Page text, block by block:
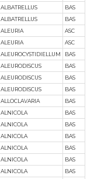
ALBATRELLUS
BAS
ALBATRELLUS
BAS
ALEURIA
ASC
ALEURIA
ASC
ALEUROCYSTIDIELLUM
BAS
ALEURODISCUS
BAS
ALEURODISCUS
BAS
ALEURODISCUS
BAS
ALLOCLAVARIA
BAS
ALNICOLA
BAS
ALNICOLA
BAS
ALNICOLA
BAS
ALNICOLA
BAS
ALNICOLA
BAS
ALNICOLA
BAS